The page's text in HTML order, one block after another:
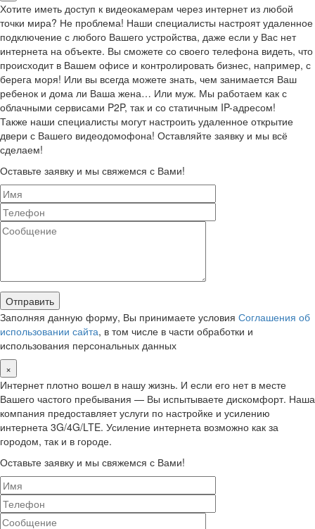
Хотите иметь доступ к видеокамерам через интернет из любой
точки мира? Не проблема! Наши специалисты настроят удаленное
подключение с любого Вашего устройства, даже если у Вас нет
интернета на объекте. Вы сможете со своего телефона видеть, что
происходит в Вашем офисе и контролировать бизнес, например, с
берега моря! Или вы всегда можете знать, чем занимается Ваш
ребенок и дома ли Ваша жена… Или муж. Мы работаем как с
облачными сервисами P2P, так и со статичным IP-адресом!
Также наши специалисты могут настроить удаленное открытие
двери с Вашего видеодомофона! Оставляйте заявку и мы всё
сделаем!
Оставьте заявку и мы свяжемся с Вами!
Заполняя данную форму, Вы принимаете условия Соглашения об
использовании сайта, в том числе в части обработки и
использования персональных данных
×
Интернет плотно вошел в нашу жизнь. И если его нет в месте
Вашего частого пребывания — Вы испытываете дискомфорт. Наша
компания предоставляет услуги по настройке и усилению
интернета 3G/4G/LTE. Усиление интернета возможно как за
городом, так и в городе.
Оставьте заявку и мы свяжемся с Вами!